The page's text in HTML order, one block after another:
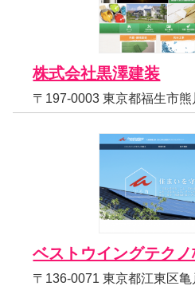
株式会社黒澤建装
〒197-0003 東京都福生市熊
ベストウイングテク
〒136-0071 東京都江東区